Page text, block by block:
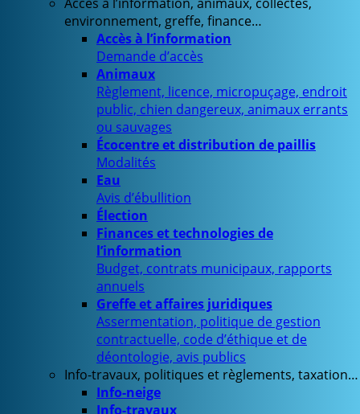
environnement, greffe, finance…
Accès à l’information
Demande d’accès
Animaux
Règlement, licence, micropuçage, endroit
public, chien dangereux, animaux errants
ou sauvages
Écocentre et distribution de paillis
Modalités
Eau
Avis d’ébullition
Élection
Finances et technologies de
l’information
Budget, contrats municipaux, rapports
annuels
Greffe et affaires juridiques
Assermentation, politique de gestion
contractuelle, code d’éthique et de
déontologie, avis publics
Info-travaux, politiques et règlements, taxation…
Info-neige
Info-travaux